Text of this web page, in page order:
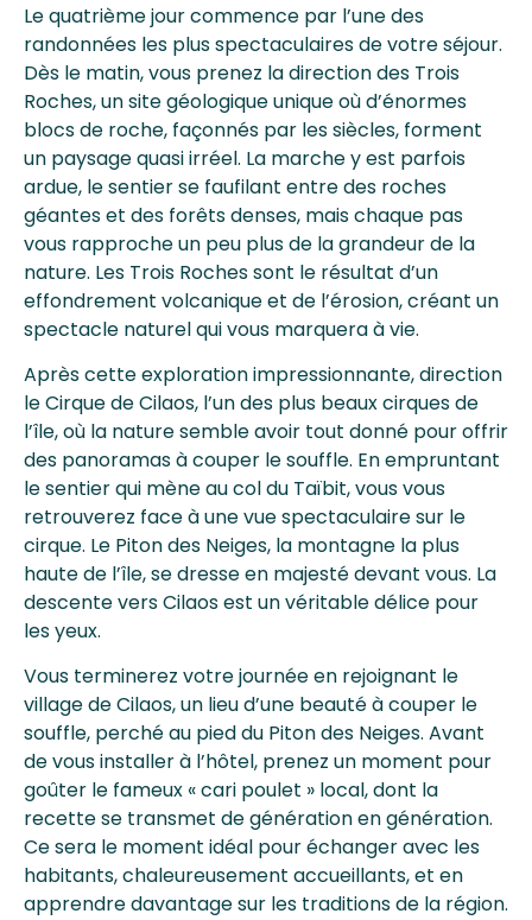
Le quatrième jour commence par l’une des
randonnées les plus spectaculaires de votre séjour.
Dès le matin, vous prenez la direction des Trois
Roches, un site géologique unique où d’énormes
blocs de roche, façonnés par les siècles, forment
un paysage quasi irréel. La marche y est parfois
ardue, le sentier se faufilant entre des roches
géantes et des forêts denses, mais chaque pas
vous rapproche un peu plus de la grandeur de la
nature. Les Trois Roches sont le résultat d’un
effondrement volcanique et de l’érosion, créant un
spectacle naturel qui vous marquera à vie.
Après cette exploration impressionnante, direction
le Cirque de Cilaos, l’un des plus beaux cirques de
l’île, où la nature semble avoir tout donné pour offrir
des panoramas à couper le souffle. En empruntant
le sentier qui mène au col du Taïbit, vous vous
retrouverez face à une vue spectaculaire sur le
cirque. Le Piton des Neiges, la montagne la plus
haute de l’île, se dresse en majesté devant vous. La
descente vers Cilaos est un véritable délice pour
les yeux.
Vous terminerez votre journée en rejoignant le
village de Cilaos, un lieu d’une beauté à couper le
souffle, perché au pied du Piton des Neiges. Avant
de vous installer à l’hôtel, prenez un moment pour
goûter le fameux « cari poulet » local, dont la
recette se transmet de génération en génération.
Ce sera le moment idéal pour échanger avec les
habitants, chaleureusement accueillants, et en
apprendre davantage sur les traditions de la région.